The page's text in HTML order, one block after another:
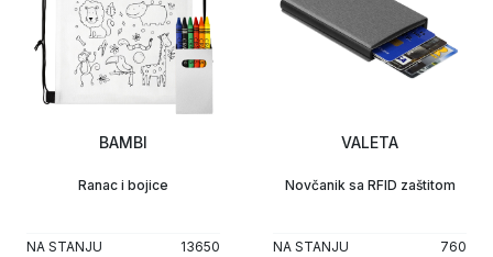
BAMBI
Ranac i bojice
NA STANJU 13650
VALETA
Novčanik sa RFID zaštitom
NA STANJU 760